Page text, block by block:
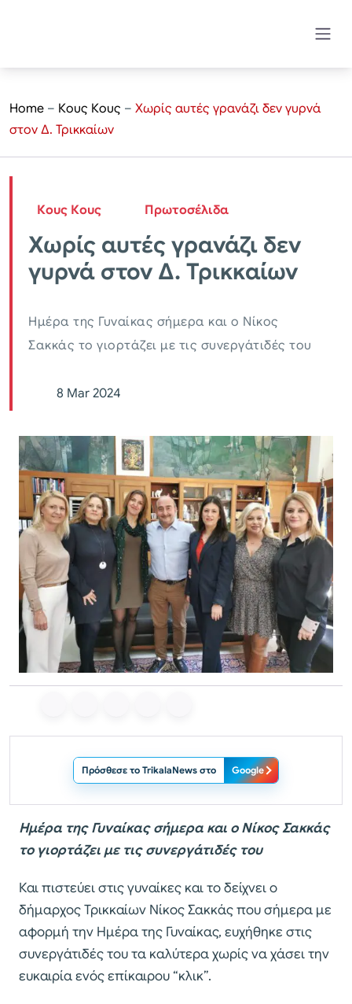
Home – Κους Κους – Χωρίς αυτές γρανάζι δεν γυρνά
στον Δ. Τρικκαίων
Κους Κους Πρωτοσέλιδα
Χωρίς αυτές γρανάζι δεν
γυρνά στον Δ. Τρικκαίων
Ημέρα της Γυναίκας σήμερα και ο Νίκος
Σακκάς το γιορτάζει με τις συνεργάτιδές του
8 Mar 2024
Πρόσθεσε το TrikalaNews στο Google
Ημέρα της Γυναίκας σήμερα και ο Νίκος Σακκάς
το γιορτάζει με τις συνεργάτιδές του
Και πιστεύει στις γυναίκες και το δείχνει ο
δήμαρχος Τρικκαίων Νίκος Σακκάς που σήμερα με
αφορμή την Ημέρα της Γυναίκας, ευχήθηκε στις
συνεργάτιδές του τα καλύτερα χωρίς να χάσει την
ευκαιρία ενός επίκαιρου “κλικ”.